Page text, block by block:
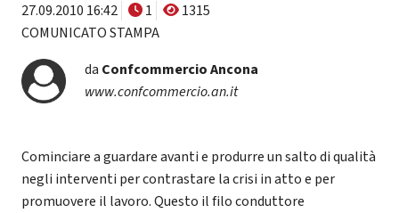
27.09.2010 16:42 1
1315
COMUNICATO STAMPA
da Confcommercio Ancona
www.confcommercio.an.it
Cominciare a guardare avanti e produrre un salto di qualità
negli interventi per contrastare la crisi in atto e per
promuovere il lavoro. Questo il filo conduttore